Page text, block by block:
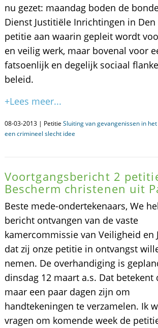
nu gezet: maandag boden de
Dienst Justitiële Inrichtingen in Den
petitie aan waarin gepleit wordt
en veilig werk, maar bovenal voor
fatsoenlijk en degelijk sociaal
beleid.
+Lees meer...
08-03-2013 | Petitie Sluiting van gevangenissen in
een crimineel slecht idee
Voortgangsbericht 2
Bescherm christenen uit
Beste mede-ondertekenaars, We
bericht ontvangen van de vaste
kamercommissie van Veiligheid en
dat zij onze petitie in ontvangst
nemen. De overhandiging is
dinsdag 12 maart a.s. Dat betekent
maar een paar dagen zijn om
handtekeningen te verzamelen. Ik
vragen om komende week de